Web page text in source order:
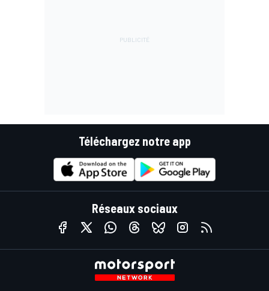
Téléchargez notre app
Réseaux sociaux